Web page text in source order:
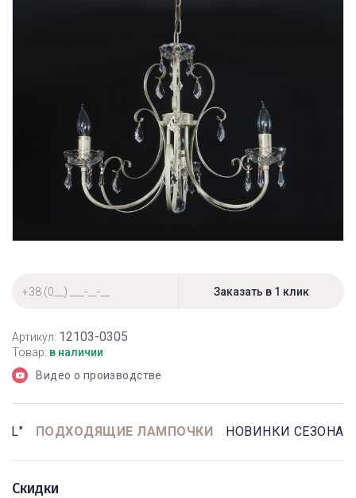
Артикул: 12103-0305
Товар: в наличии
Видео о производстве
ПОДХОДЯЩИЕ ЛАМПОЧКИ НОВИНКИ СЕЗОНА
Скидки